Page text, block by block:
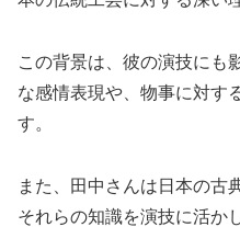
この背景は、彼の演技にも
な感情表現や、物事に対す
す。
また、田中さんは日本の古
それらの知識を演技に活か